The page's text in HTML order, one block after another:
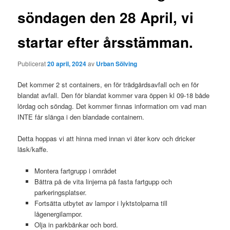
söndagen den 28 April, vi
startar efter årsstämman.
Publicerat20 april, 2024av Urban Sölving
Det kommer 2 st containers, en för trädgårdsavfall och en för
blandat avfall. Den för blandat kommer vara öppen kl 09-18 både
lördag och söndag. Det kommer finnas information om vad man
INTE får slänga i den blandade containern.
Detta hoppas vi att hinna med innan vi äter korv och dricker
läsk/kaffe.
Montera fartgrupp i området
Bättra på de vita linjerna på fasta fartgupp och
parkeringsplatser.
Fortsätta utbytet av lampor i lyktstolparna till
lågenergilampor.
Olja in parkbänkar och bord.